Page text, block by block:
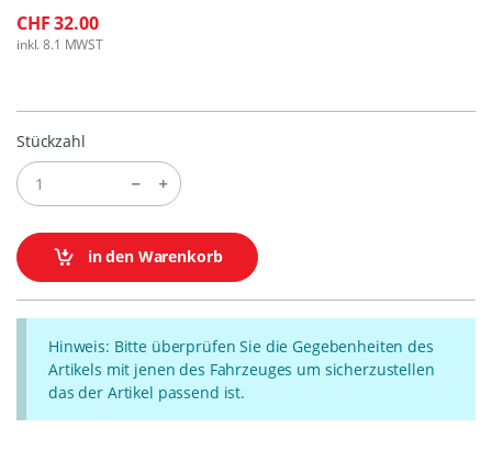
CHF 32.00
inkl. 8.1 MWST
Stückzahl
in den Warenkorb
Hinweis: Bitte überprüfen Sie die Gegebenheiten des
Artikels mit jenen des Fahrzeuges um sicherzustellen
das der Artikel passend ist.